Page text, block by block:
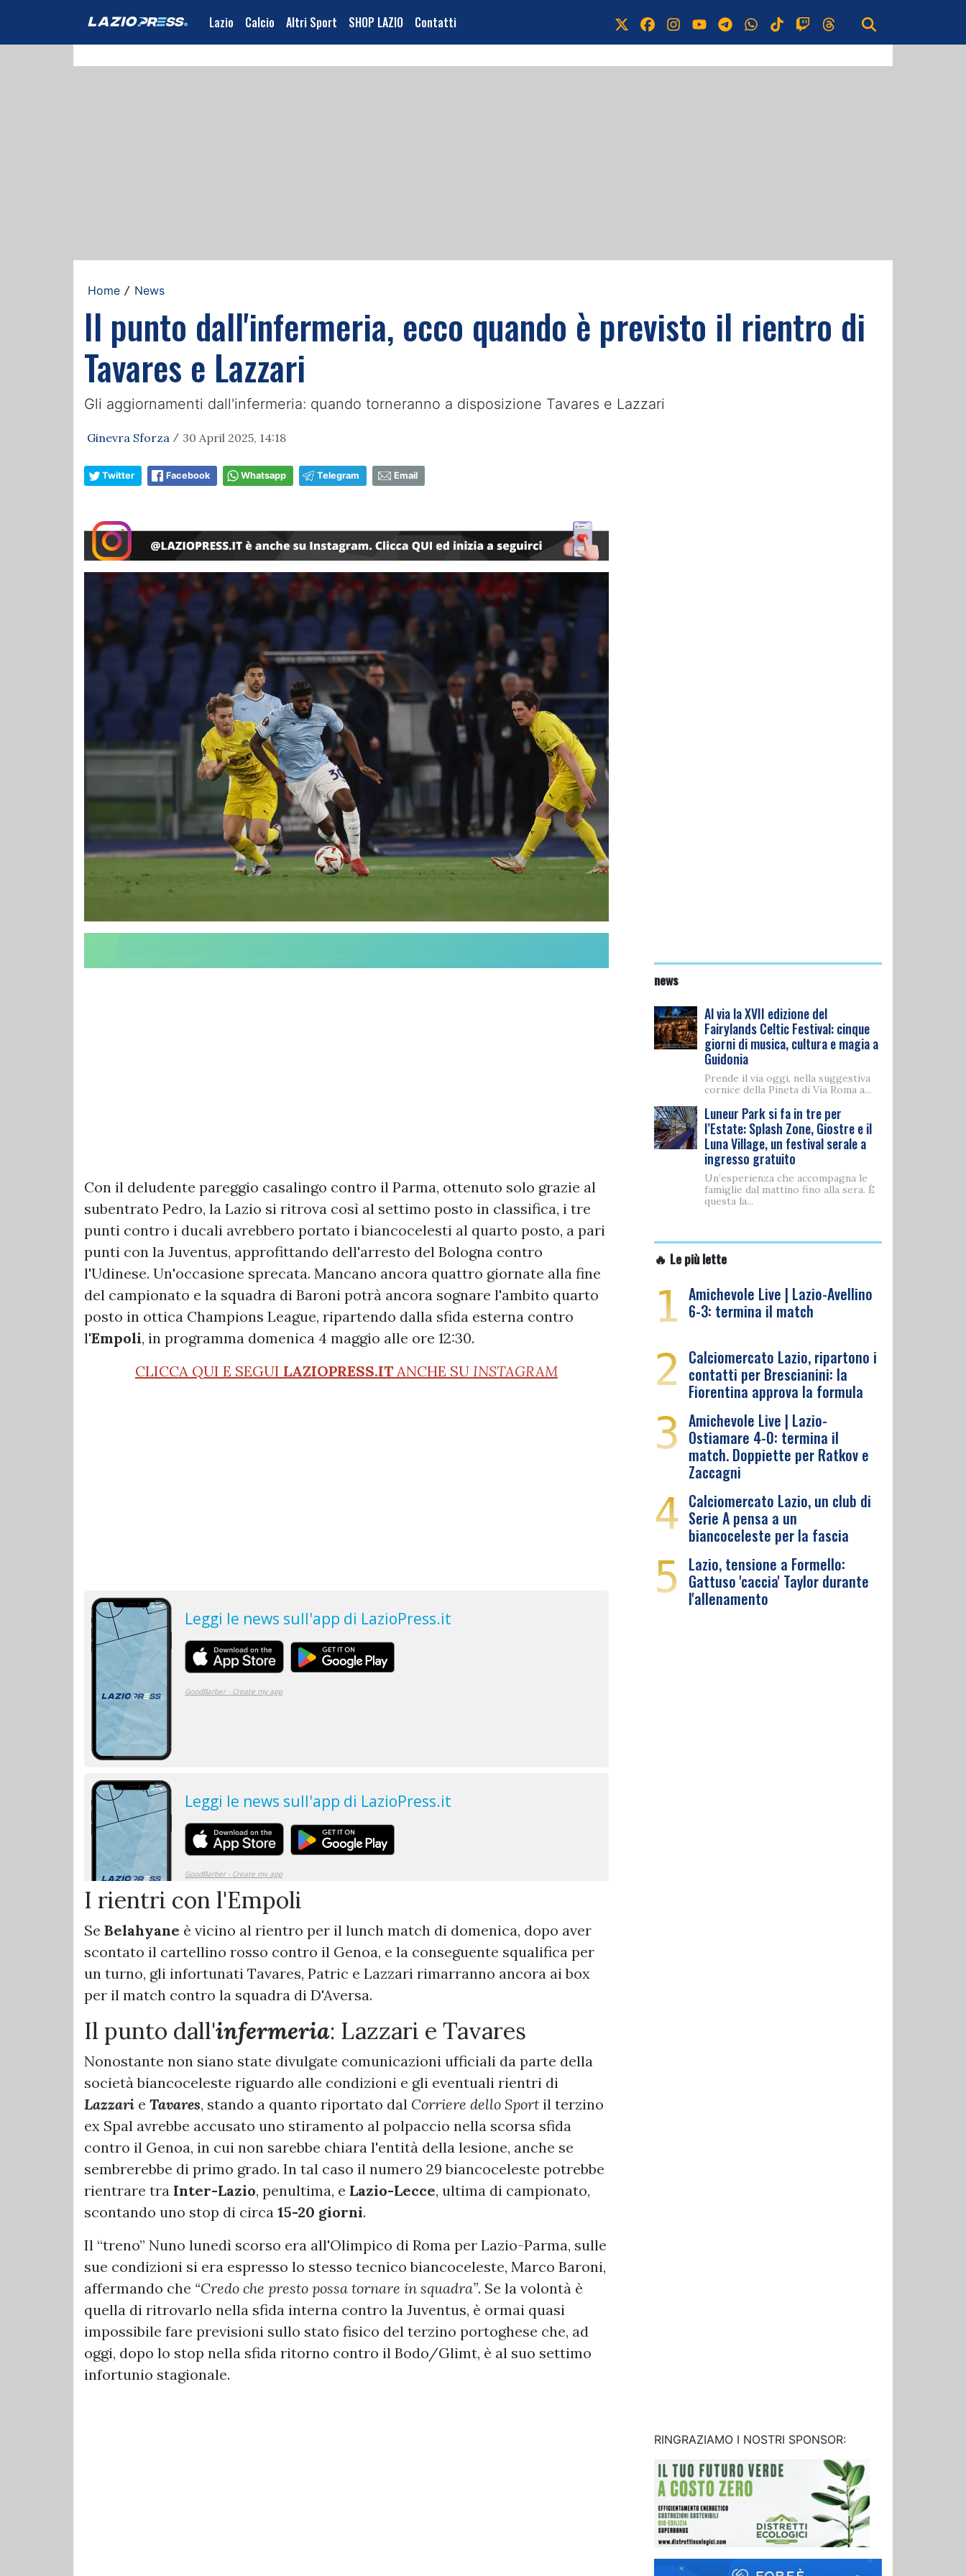
Lazio Calcio Altri Sport SHOP LAZIO Contatti
Home / News
Il punto dall'infermeria, ecco quando è previsto il rientro di
Tavares e Lazzari
Gli aggiornamenti dall'infermeria: quando torneranno a disposizione Tavares e Lazzari
Ginevra Sforza / 30 April 2025, 14:18
Twitter Facebook Whatsapp Telegram Email
Con il deludente pareggio casalingo contro il Parma, ottenuto solo grazie al
subentrato Pedro, la Lazio si ritrova così al settimo posto in classifica, i tre
punti contro i ducali avrebbero portato i biancocelesti al quarto posto, a pari
punti con la Juventus, approfittando dell'arresto del Bologna contro
l'Udinese. Un'occasione sprecata. Mancano ancora quattro giornate alla fine
del campionato e la squadra di Baroni potrà ancora sognare l'ambito quarto
posto in ottica Champions League, ripartendo dalla sfida esterna contro
l'Empoli, in programma domenica 4 maggio alle ore 12:30.
CLICCA QUI E SEGUI LAZIOPRESS.IT ANCHE SU INSTAGRAM
I rientri con l'Empoli
Se Belahyane è vicino al rientro per il lunch match di domenica, dopo aver
scontato il cartellino rosso contro il Genoa, e la conseguente squalifica per
un turno, gli infortunati Tavares, Patric e Lazzari rimarranno ancora ai box
per il match contro la squadra di D'Aversa.
Il punto dall'infermeria: Lazzari e Tavares
Nonostante non siano state divulgate comunicazioni ufficiali da parte della
società biancoceleste riguardo alle condizioni e gli eventuali rientri di
Lazzari e Tavares, stando a quanto riportato dal Corriere dello Sport il terzino
ex Spal avrebbe accusato uno stiramento al polpaccio nella scorsa sfida
contro il Genoa, in cui non sarebbe chiara l'entità della lesione, anche se
sembrerebbe di primo grado. In tal caso il numero 29 biancoceleste potrebbe
rientrare tra Inter-Lazio, penultima, e Lazio-Lecce, ultima di campionato,
scontando uno stop di circa 15-20 giorni.
Il “treno” Nuno lunedì scorso era all'Olimpico di Roma per Lazio-Parma, sulle
sue condizioni si era espresso lo stesso tecnico biancoceleste, Marco Baroni,
affermando che “Credo che presto possa tornare in squadra”. Se la volontà è
quella di ritrovarlo nella sfida interna contro la Juventus, è ormai quasi
impossibile fare previsioni sullo stato fisico del terzino portoghese che, ad
oggi, dopo lo stop nella sfida ritorno contro il Bodo/Glimt, è al suo settimo
infortunio stagionale.
news
Al via la XVII edizione del
Fairylands Celtic Festival: cinque
giorni di musica, cultura e magia a
Guidonia
Prende il via oggi, nella suggestiva
cornice della Pineta di Via Roma a...
Luneur Park si fa in tre per
l’Estate: Splash Zone, Giostre e il
Luna Village, un festival serale a
ingresso gratuito
Un’esperienza che accompagna le
famiglie dal mattino fino alla sera. È
questa la...
🔥 Le più lette
1 Amichevole Live | Lazio-Avellino
6-3: termina il match
2 Calciomercato Lazio, ripartono i
contatti per Brescianini: la
Fiorentina approva la formula
3 Amichevole Live | Lazio-
Ostiamare 4-0: termina il
match. Doppiette per Ratkov e
Zaccagni
4 Calciomercato Lazio, un club di
Serie A pensa a un
biancoceleste per la fascia
5 Lazio, tensione a Formello:
Gattuso 'caccia' Taylor durante
l'allenamento
RINGRAZIAMO I NOSTRI SPONSOR: